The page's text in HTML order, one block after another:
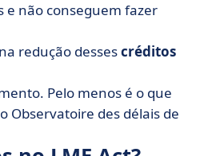
e não conseguem fazer
redução dessescréditos
Pelo menos é o que
Observatoire des délais de